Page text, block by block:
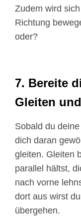
Zudem wird
Richtung
oder?
7. Bereite dich auf das Fallen,
Gleiten
Sobald du
dich daran
gleiten. Gleiten
parallel hältst,
nach vorne
dort aus wirst
übergehen.